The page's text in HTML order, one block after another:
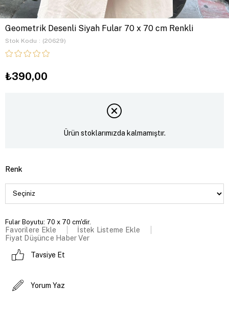
Geometrik Desenli Siyah Fular 70 x 70 cm Renkli
Stok Kodu (20629)
₺390,00
Ürün stoklarımızda kalmamıştır.
Renk
Fular Boyutu: 70 x 70 cm'dir.
Favorilere Ekle
İstek Listeme Ekle
Fiyat Düşünce Haber Ver
Tavsiye Et
Yorum Yaz